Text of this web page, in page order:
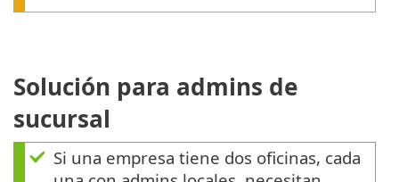
Solución para admins de
sucursal
Si una empresa tiene dos oficinas, cada